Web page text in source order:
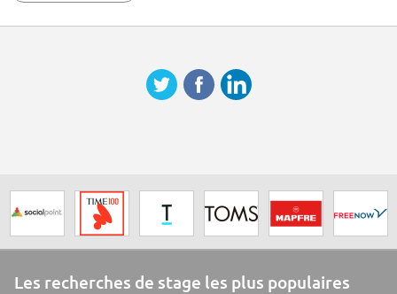
Les recherches de stage les plus populaires